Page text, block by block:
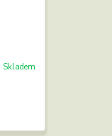
Skladem